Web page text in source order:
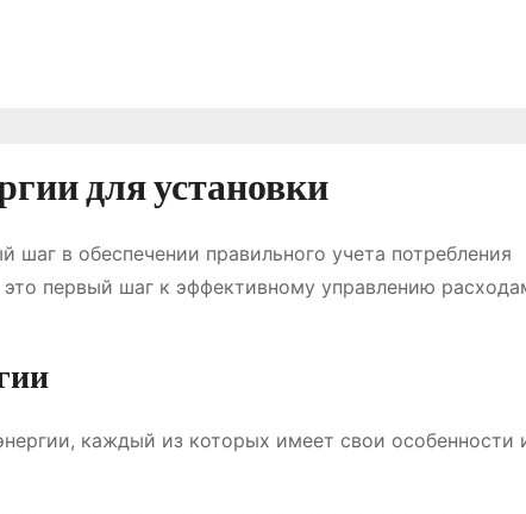
для установки
в обеспечении правильного учета потребления
первый шаг к эффективному управлению
каждый из которых имеет свои особенности